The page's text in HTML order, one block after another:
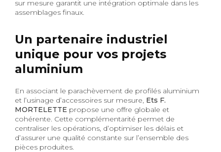
sur mesure garantit une intégration optimale dans les
assemblages finaux.
Un partenaire industriel
unique pour vos projets
aluminium
En associant le parachèvement de profilés aluminium
et l’usinage d’accessoires sur mesure, Ets F.
MORTELETTE propose une offre globale et
cohérente. Cette complémentarité permet de
centraliser les opérations, d’optimiser les délais et
d’assurer une qualité constante sur l’ensemble des
pièces produites.